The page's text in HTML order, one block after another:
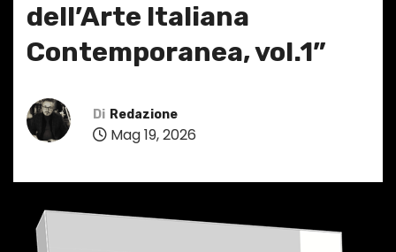
dell’Arte Italiana
Contemporanea, vol.1”
Di Redazione
Mag 19, 2026